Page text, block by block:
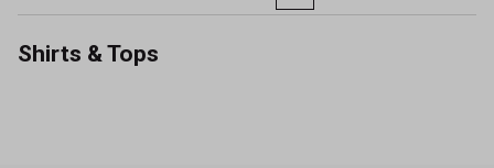
Shirts & Tops